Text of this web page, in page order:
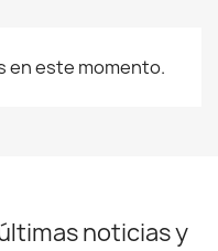
en este momento.
noticias y